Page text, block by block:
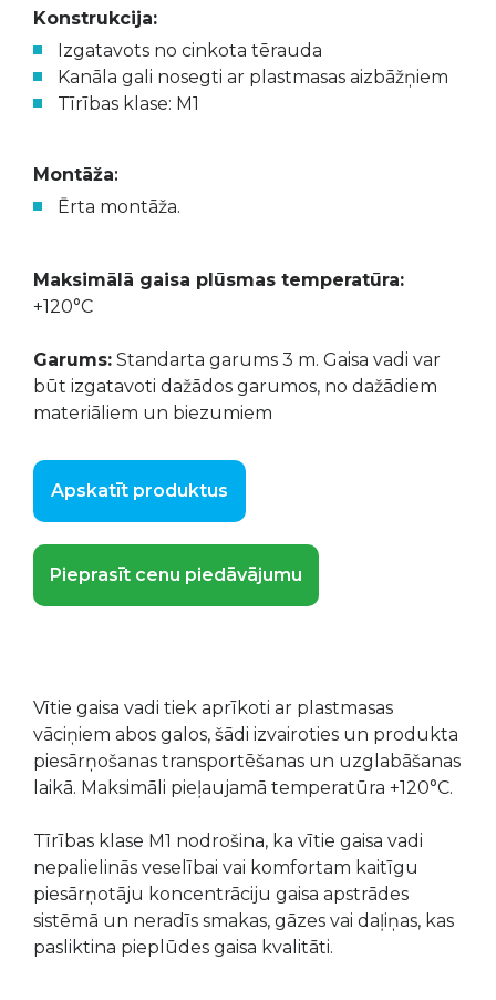
Konstrukcija:
Izgatavots no cinkota tērauda
Kanāla gali nosegti ar plastmasas aizbāžņiem
Tīrības klase: M1
Montāža:
Ērta montāža.
Maksimālā gaisa plūsmas temperatūra:
+120°C
Garums: Standarta garums 3 m. Gaisa vadi var
būt izgatavoti dažādos garumos, no dažādiem
materiāliem un biezumiem
Apskatīt produktus
Pieprasīt cenu piedāvājumu
Vītie gaisa vadi tiek aprīkoti ar plastmasas
vāciņiem abos galos, šādi izvairoties un produkta
piesārņošanas transportēšanas un uzglabāšanas
laikā. Maksimāli pieļaujamā temperatūra +120°C.
Tīrības klase M1 nodrošina, ka vītie gaisa vadi
nepalielinās veselībai vai komfortam kaitīgu
piesārņotāju koncentrāciju gaisa apstrādes
sistēmā un neradīs smakas, gāzes vai daļiņas, kas
pasliktina pieplūdes gaisa kvalitāti.